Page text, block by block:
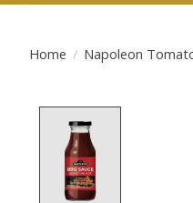
Home / Napoleon